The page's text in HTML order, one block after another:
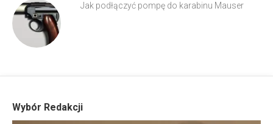
Jak podłączyć pompę do karabinu Mauser
Wybór Redakcji